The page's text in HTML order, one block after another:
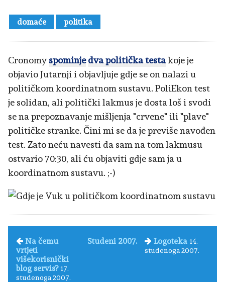
domaće politika
Cronomy spominje dva politička testakoje je
objavio Jutarnji i objavljuje gdje se on nalazi u
političkom koordinatnom sustavu. PoliEkon test
je solidan, ali politički lakmus je dosta loš i svodi
se na prepoznavanje mišljenja "crvene" ili "plave"
političke stranke. Čini mi se da je previše navođen
test. Zato neću navesti da sam na tom lakmusu
ostvario 70:30, ali ću objaviti gdje sam ja u
koordinatnom sustavu. ;-)
Na čemu
vrtjeti
višekorisnički
blog servis? 17.
studenoga 2007.
Studeni 2007. Logoteka 14.
studenoga 2007.